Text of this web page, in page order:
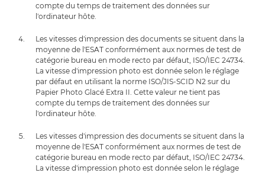
compte du temps de traitement des données sur
l'ordinateur hôte.
Les vitesses d'impression des documents se situent dans la
moyenne de l'ESAT conformément aux normes de test de
catégorie bureau en mode recto par défaut, ISO/IEC 24734.
La vitesse d'impression photo est donnée selon le réglage
par défaut en utilisant la norme ISO/JIS-SCID N2 sur du
Papier Photo Glacé Extra II. Cette valeur ne tient pas
compte du temps de traitement des données sur
l'ordinateur hôte.
Les vitesses d'impression des documents se situent dans la
moyenne de l'ESAT conformément aux normes de test de
catégorie bureau en mode recto par défaut, ISO/IEC 24734.
La vitesse d'impression photo est donnée selon le réglage